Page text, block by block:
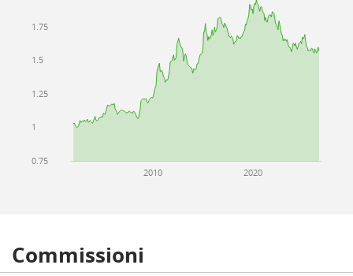
2010 2020
0.75
1
1.25
1.5
1.75
Commissioni